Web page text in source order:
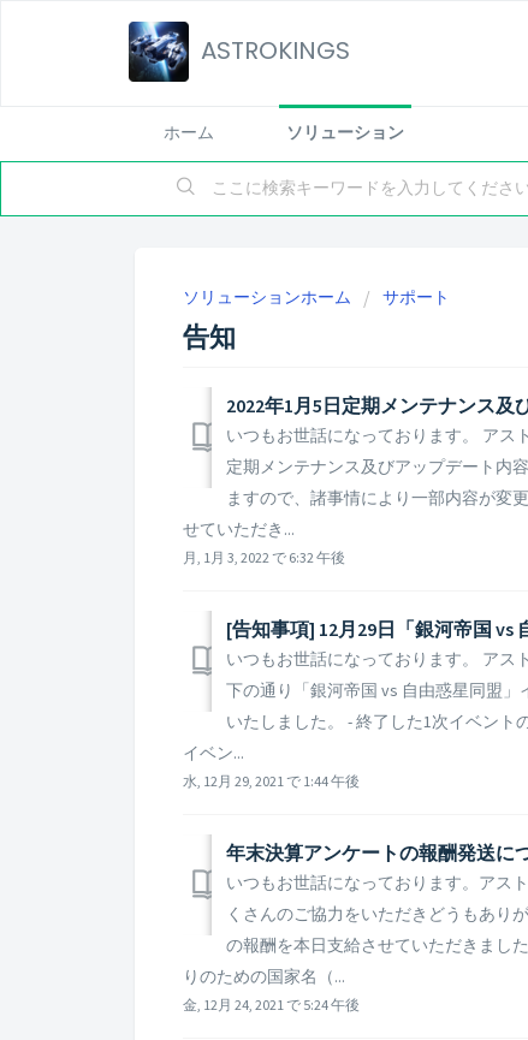
ASTROKINGS
ホーム ソリューション
ソリューションホーム サポート
告知
2022年1月5日定期メンテナンス及
いつもお世話になっております。 アス
定期メンテナンス及びアップデート内
ますので、諸事情により一部内容が変
せていただき...
月, 1月 3, 2022 で 6:32 午後
いつもお世話になっております。 アス
下の通り「銀河帝国 vs 自由惑星同盟
いたしました。 - 終了した1次イベン
イベン...
水, 12月 29, 2021 で 1:44 午後
年末決算アンケートの報酬発送に
いつもお世話になっております。アス
くさんのご協力をいただきどうもあり
の報酬を本日支給させていただきまし
りのための国家名（...
金, 12月 24, 2021 で 5:24 午後